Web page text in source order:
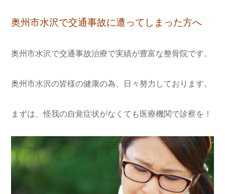
奥州市水沢で交通事故に遭ってしまった方へ
奥州市水沢で交通事故治療で実績が豊富な整骨院です。
奥州市水沢の皆様の健康の為、日々努力しております。
まずは、怪我の自覚症状がなくても医療機関で診察を！